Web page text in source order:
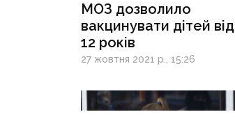
МОЗ дозволило
вакцинувати дітей від
12 років
27 жовтня 2021 р., 15:26